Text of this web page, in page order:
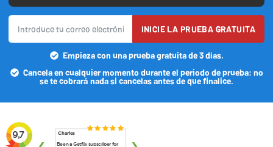
INICIE LA PRUEBA GRATUITA
Empieza con una prueba gratuita de 3 días.
Cancela en cualquier momento durante el periodo de prueba: no
se te cobrará nada si cancelas antes de que finalice.